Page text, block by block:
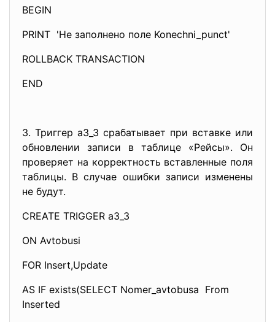
BEGIN
PRINT 'Не заполнено поле Konechni_punct'
ROLLBACK TRANSACTION
END
3. Триггер a3_3 срабатывает при вставке или
обновлении записи в таблице «Рейсы». Он
проверяет на корректность вставленные поля
таблицы. В случае ошибки записи изменены
не будут.
CREATE TRIGGER a3_3
ON Avtobusi
FOR Insert,Update
AS IF exists(SELECT Nomer_avtobusa From
Inserted